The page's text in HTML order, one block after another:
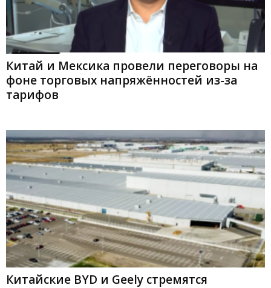
Китай и Мексика провели переговоры на
фоне торговых напряжённостей из-за
тарифов
Китайские BYD и Geely стремятся